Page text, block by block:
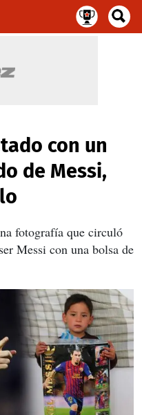
con un
de Messi,
fotografía que circuló
Messi con una bolsa de